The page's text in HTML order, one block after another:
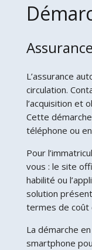
L’assurance
circulation.
l’acquisition et
Cette
téléphone ou
Pour
vous : le site
habilité ou
solution
termes de coût
La démarche
smartphone